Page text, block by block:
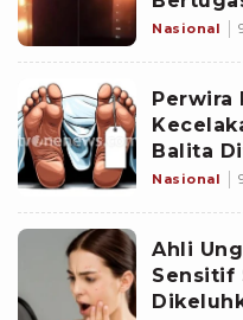
Nasional
Perwira
Balita
Dalami
Nasional
Ahli
Sensitif